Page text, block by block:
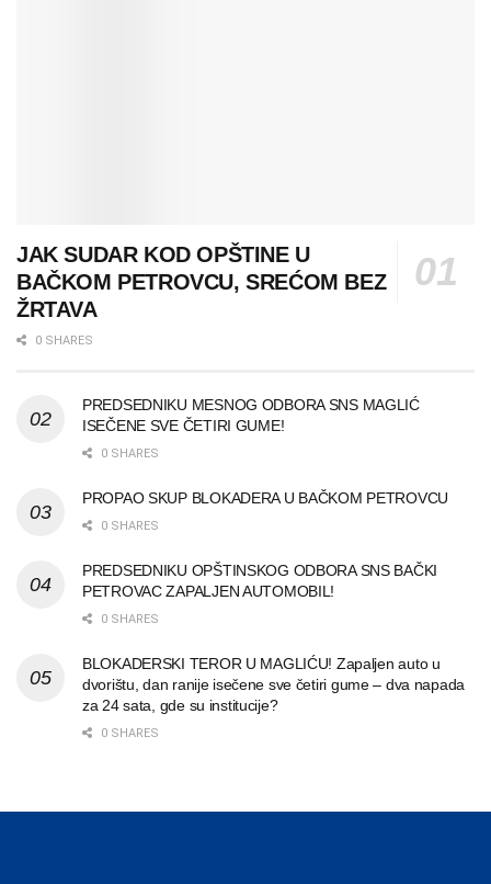
JAK SUDAR KOD OPŠTINE U
BAČKOM PETROVCU, SREĆOM BEZ
ŽRTAVA
0 SHARES
PREDSEDNIKU MESNOG ODBORA SNS MAGLIĆ
ISEČENE SVE ČETIRI GUME!
0 SHARES
PROPAO SKUP BLOKADERA U BAČKOM PETROVCU
0 SHARES
PREDSEDNIKU OPŠTINSKOG ODBORA SNS BAČKI
PETROVAC ZAPALJEN AUTOMOBIL!
0 SHARES
BLOKADERSKI TEROR U MAGLIĆU! Zapaljen auto u
dvorištu, dan ranije isečene sve četiri gume – dva napada
za 24 sata, gde su institucije?
0 SHARES